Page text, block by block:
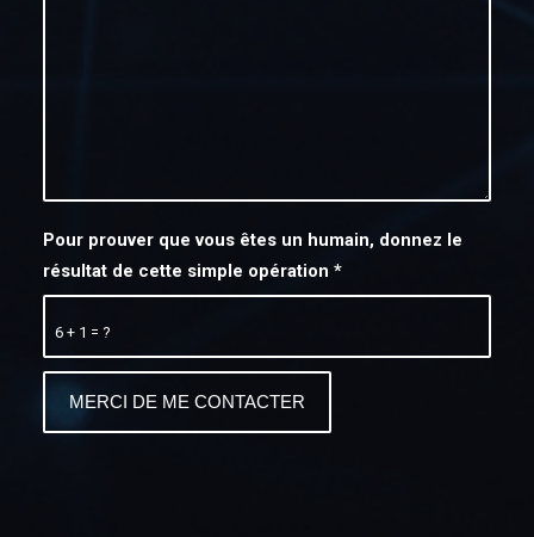
6 + 1 = ?
Pour prouver que vous êtes un humain, donnez le
résultat de cette simple opération *